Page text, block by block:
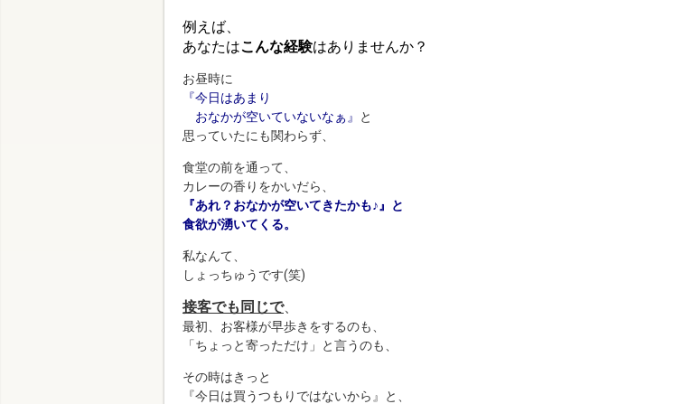
例えば、
あなたはこんな経験はありませんか？
お昼時に
『今日はあまり
おなかが空いていないなぁ』
と
思っていたにも関わらず、
食堂の前を通って、
カレーの香りをかいだら、
『あれ？おなかが空いてきたかも♪』と
食欲が湧いてくる。
私なんて、
しょっちゅうです(笑)
接客でも同じで、
最初、お客様が早歩きをするのも、
「ちょっと寄っただけ」と言うのも、
その時はきっと
『今日は買うつもりではないから』と、